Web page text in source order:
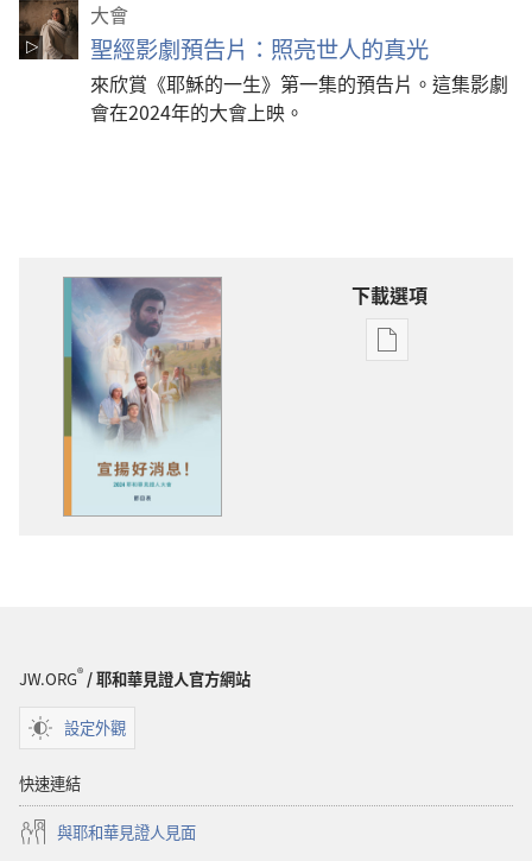
大會
聖經影劇預告片：照亮世人的真光
來欣賞《耶穌的一生》第一集的預告片。這集影劇
會在2024年的大會上映。
下載選項
出
表
JW.ORG®/ 耶和華見證人官方網站
設定外觀
快速連結
與耶和華見證人見面